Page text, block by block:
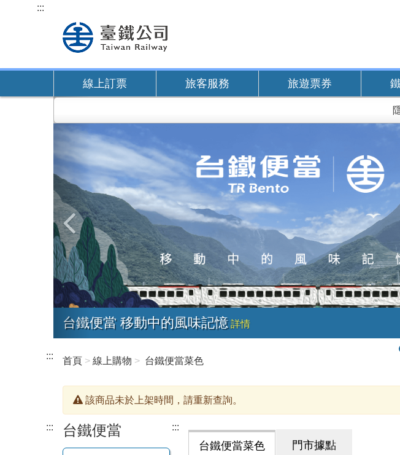
內
:::
線上訂票 旅客服務 旅遊票券
當 移動中的風味記憶 詳情
一
圖
片
::: 首頁 線上購物 台鐵便當菜色
該商品未於上架時間，請重新查詢。
::: 台鐵便當 :::
台鐵便當菜色 門市據點